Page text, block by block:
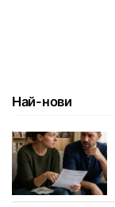
Най-нови